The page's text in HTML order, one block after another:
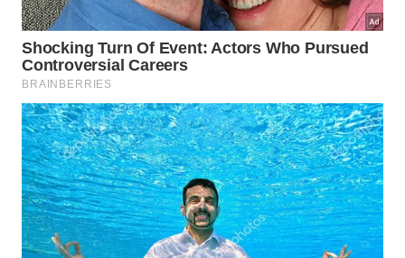
verdadeiro ritual de proteção para a saúde de todos
os moradores do local, garantindo que o brilho seja
duradouro e a energia permaneça sempre renovada: